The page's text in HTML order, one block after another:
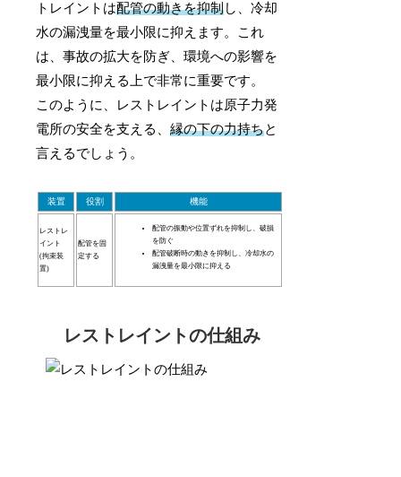
トレイントは配管の動きを抑制し、冷却
水の漏洩量を最小限に抑えます。これ
は、事故の拡大を防ぎ、環境への影響を
最小限に抑える上で非常に重要です。
このように、レストレイントは原子力発
電所の安全を支える、縁の下の力持ちと
言えるでしょう。
装置 役割 機能
レストレ
イント
(拘束装
置)
配管を固
定する
配管の振動や位置ずれを抑制し、破損
を防ぐ
配管破断時の動きを抑制し、冷却水の
漏洩量を最小限に抑える
レストレイントの仕組み